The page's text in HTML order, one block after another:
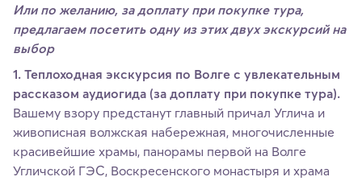
Или по желанию, за доплату при покупке тура,
предлагаем посетить одну из этих двух экскурсий на
выбор
1. Теплоходная экскурсия по Волге с увлекательным
рассказом аудиогида (за доплату при покупке тура).
Вашему взору предстанут главный причал Углича и
живописная волжская набережная, многочисленные
красивейшие храмы, панорамы первой на Волге
Угличской ГЭС, Воскресенского монастыря и храма